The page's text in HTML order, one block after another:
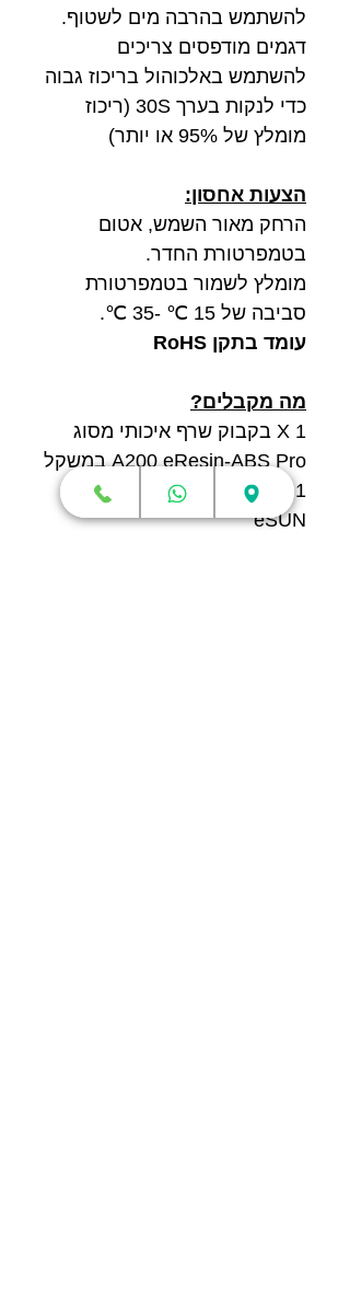
להשתמש בהרבה מים לשטוף.
דגמים מודפסים צריכים
להשתמש באלכוהול בריכוז גבוה
כדי לנקות בערך 30S (ריכוז
מומלץ של 95% או יותר)
הצעות אחסון:
הרחק מאור השמש, אטום
בטמפרטורת החדר.
מומלץ לשמור בטמפרטורת
סביבה של 15 ℃ -35 ℃.
עומד בתקן RoHS
מה מקבלים?
1 X בקבוק שרף איכותי מסוג
A200 eResin-ABS Pro במשקל
1 ק"ג בצבע שחור מתוצרת
eSUN